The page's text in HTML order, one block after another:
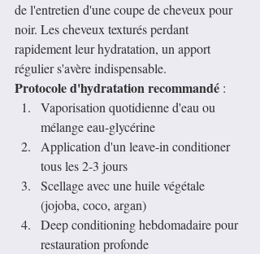
de l'entretien d'une coupe de cheveux pour
noir. Les cheveux texturés perdant
rapidement leur hydratation, un apport
régulier s'avère indispensable.
Protocole d'hydratation recommandé :
Vaporisation quotidienne d'eau ou
mélange eau-glycérine
Application d'un leave-in conditioner
tous les 2-3 jours
Scellage avec une huile végétale
(jojoba, coco, argan)
Deep conditioning hebdomadaire pour
restauration profonde